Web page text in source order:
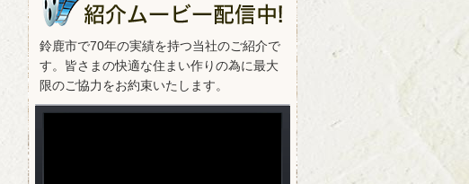
鈴鹿市で70年の実績を持つ当社のご紹介で
す。皆さまの快適な住まい作りの為に最大
限のご協力をお約束いたします。